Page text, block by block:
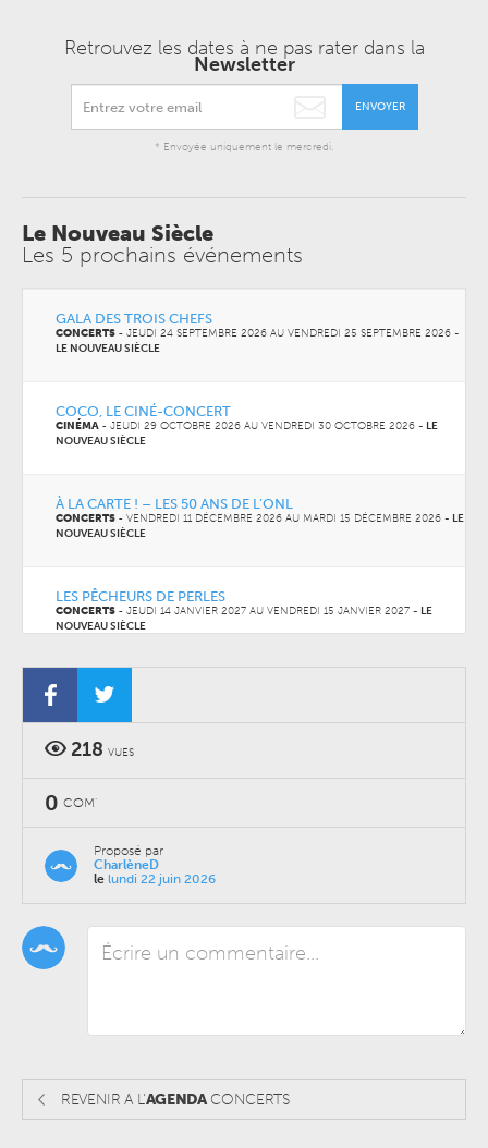
Retrouvez les dates à ne pas rater dans la
Newsletter
ENVOYER
* Envoyée uniquement le mercredi.
Le Nouveau Siècle
Les 5 prochains événements
GALA DES TROIS CHEFS
CONCERTS - JEUDI 24 SEPTEMBRE 2026 AU VENDREDI 25 SEPTEMBRE 2026 -
LE NOUVEAU SIÈCLE
COCO, LE CINÉ-CONCERT
CINÉMA - JEUDI 29 OCTOBRE 2026 AU VENDREDI 30 OCTOBRE 2026 - LE
NOUVEAU SIÈCLE
À LA CARTE ! – LES 50 ANS DE L’ONL
CONCERTS - VENDREDI 11 DÉCEMBRE 2026 AU MARDI 15 DÉCEMBRE 2026 - LE
NOUVEAU SIÈCLE
LES PÊCHEURS DE PERLES
CONCERTS - JEUDI 14 JANVIER 2027 AU VENDREDI 15 JANVIER 2027 - LE
NOUVEAU SIÈCLE
IL ÉTAIT UNE FOIS… ENNIO MORRICONE ET NINO ROTA
CONCERTS
218 VUES
0 COM'
Proposé par
CharlèneD
le lundi 22 juin 2026
REVENIR A L'AGENDACONCERTS